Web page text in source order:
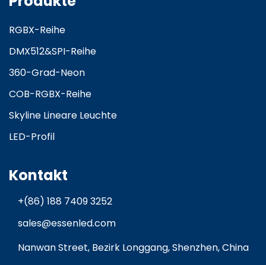
RGBX-Reihe
DMX512&SPI-Reihe
360-Grad-Neon
COB-RGBX-Reihe
Skyline Lineare Leuchte
LED-Profil
Kontakt
+(86) 188 7409 3252
sales@essenled.com
Nanwan Street, Bezirk Longgang, Shenzhen, China